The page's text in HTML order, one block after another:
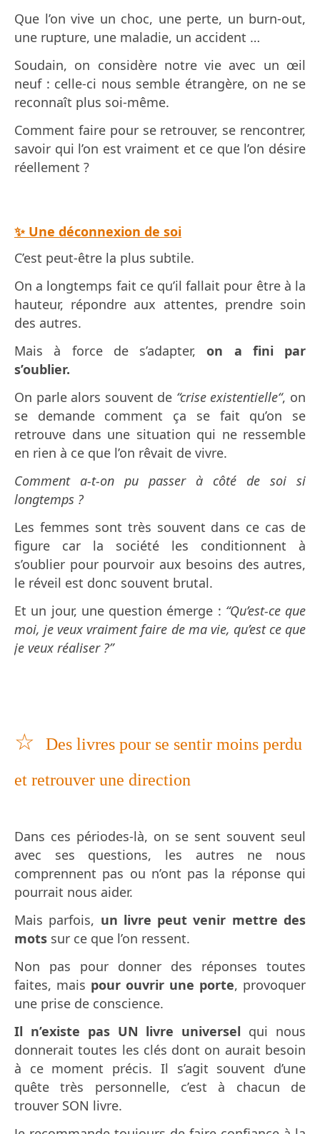
Que l’on vive un choc, une perte, un burn-out,
une rupture, une maladie, un accident …
Soudain, on considère notre vie avec un œil
neuf : celle-ci nous semble étrangère, on ne se
reconnaît plus soi-même.
Comment faire pour se retrouver, se rencontrer,
savoir qui l’on est vraiment et ce que l’on désire
réellement ?
✨ Une déconnexion de soi
C’est peut-être la plus subtile.
On a longtemps fait ce qu’il fallait pour être à la
hauteur, répondre aux attentes, prendre soin
des autres.
Mais à force de s’adapter,on a fini par
s’oublier.
On parle alors souvent de “crise existentielle“, on
se demande comment ça se fait qu’on se
retrouve dans une situation qui ne ressemble
en rien à ce que l’on rêvait de vivre.
Comment a-t-on pu passer à côté de soi si
longtemps ?
Les femmes sont très souvent dans ce cas de
figure car la société les conditionnent à
s’oublier pour pourvoir aux besoins des autres,
le réveil est donc souvent brutal.
Et un jour, une question émerge : “Qu’est-ce que
moi, je veux vraiment faire de ma vie, qu’est ce que
je veux réaliser ?”
☆
Des livres pour se sentir moins perdu
et retrouver une direction
Dans ces périodes-là, on se sent souvent seul
avec ses questions, les autres ne nous
comprennent pas ou n’ont pas la réponse qui
pourrait nous aider.
Mais parfois, un livre peut venir mettre des
mots sur ce que l’on ressent.
Non pas pour donner des réponses toutes
faites, mais pour ouvrir une porte, provoquer
une prise de conscience.
Il n’existe pas UN livre universel qui nous
donnerait toutes les clés dont on aurait besoin
à ce moment précis. Il s’agit souvent d’une
quête très personnelle, c’est à chacun de
trouver SON livre.